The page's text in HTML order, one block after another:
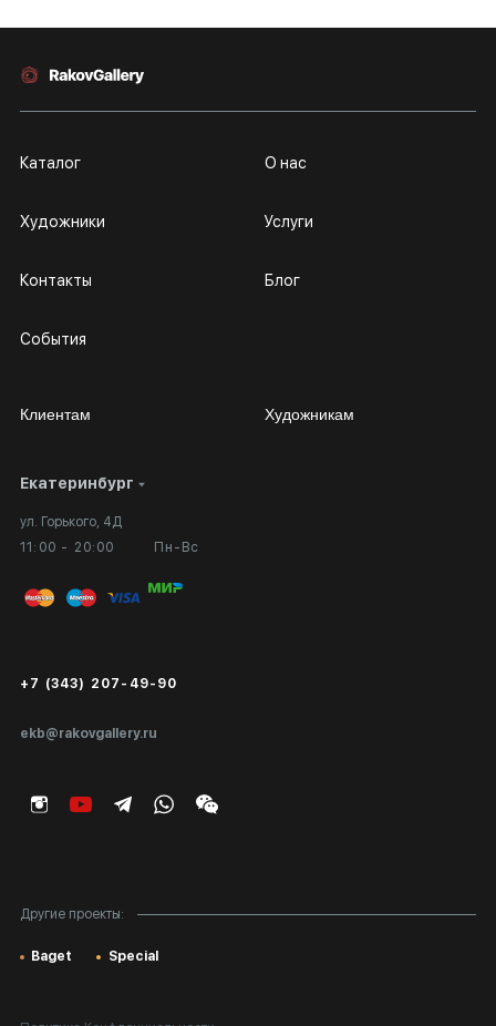
Екатеринбург
ул. Горького, 4Д
11:00 - 20:00
Пн-Вс
ekb@rakovgallery.ru
+7 (343) 207-49-90
Каталог
Художники
Контакты
События
О нас
Услуги
Блог
Другие проекты:
Baget Special
Клиентам
Личный кабинет
Вопросы и ответы
Публичная оферта
Экспертиза/Вывоз за границу
Подарочные сертификаты
Художникам
Сотрудничество
Выставка в галерее